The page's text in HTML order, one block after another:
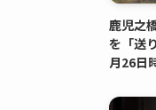
鹿児之
を「送
月26日